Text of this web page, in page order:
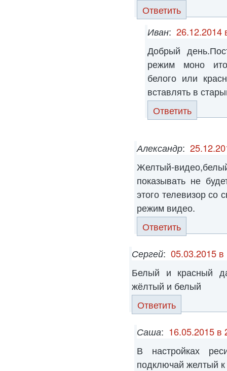
Ответить
Иван: 26.12.2014
Добрый
режим моно
белого или
вставлять в
Ответить
Александр:
Желтый-
показывать не
этого телевизор со
режим видео.
Ответить
Сергей: 05.03.2015 в
Белый и красный
жёлтый и белый
Ответить
Саша: 16.05.2015 в
В настройках
подключай желтый